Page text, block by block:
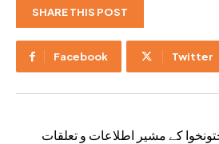
SHARE THIS POST
Facebook Twitter
کے مشیر اطلاعات و تعلقات